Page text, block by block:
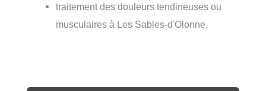
traitement des douleurs tendineuses ou
musculaires à Les Sables-d'Olonne.